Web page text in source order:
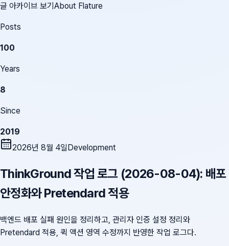
글 아카이브 보기 About Flature
Posts
100
Years
8
Since
2019
2026년 8월 4일Development
ThinkGround 작업 로그 (2026-08-04): 배포
안정화와 Pretendard 적용
백엔드 배포 실패 원인을 정리하고, 관리자 인증 설정 정리와
Pretendard 적용, 퀵 액션 영역 수정까지 반영한 작업 로그다.